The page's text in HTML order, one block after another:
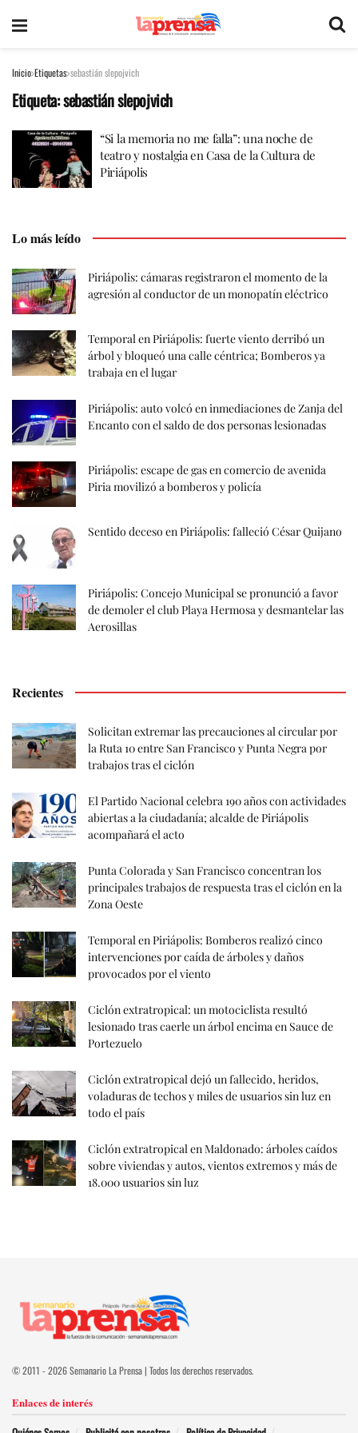
Inicio Etiquetas sebastián slepojvich
Etiqueta:sebastián slepojvich
“Si la memoria no me falla”: una noche de
teatro y nostalgia en Casa de la Cultura de
Piriápolis
Lo más leído
Piriápolis: cámaras registraron el momento de la
agresión al conductor de un monopatín eléctrico
Temporal en Piriápolis: fuerte viento derribó un
árbol y bloqueó una calle céntrica; Bomberos ya
trabaja en el lugar
Piriápolis: auto volcó en inmediaciones de Zanja del
Encanto con el saldo de dos personas lesionadas
Piriápolis: escape de gas en comercio de avenida
Piria movilizó a bomberos y policía
Sentido deceso en Piriápolis: falleció César Quijano
Piriápolis: Concejo Municipal se pronunció a favor
de demoler el club Playa Hermosa y desmantelar las
Aerosillas
Recientes
Solicitan extremar las precauciones al circular por
la Ruta 10 entre San Francisco y Punta Negra por
trabajos tras el ciclón
El Partido Nacional celebra 190 años con actividades
abiertas a la ciudadanía; alcalde de Piriápolis
acompañará el acto
Punta Colorada y San Francisco concentran los
principales trabajos de respuesta tras el ciclón en la
Zona Oeste
Temporal en Piriápolis: Bomberos realizó cinco
intervenciones por caída de árboles y daños
provocados por el viento
Ciclón extratropical: un motociclista resultó
lesionado tras caerle un árbol encima en Sauce de
Portezuelo
Ciclón extratropical dejó un fallecido, heridos,
voladuras de techos y miles de usuarios sin luz en
todo el país
Ciclón extratropical en Maldonado: árboles caídos
sobre viviendas y autos, vientos extremos y más de
18.000 usuarios sin luz
© 2011 - 2026 Semanario La Prensa | Todos los derechos reservados.
Enlaces de interés